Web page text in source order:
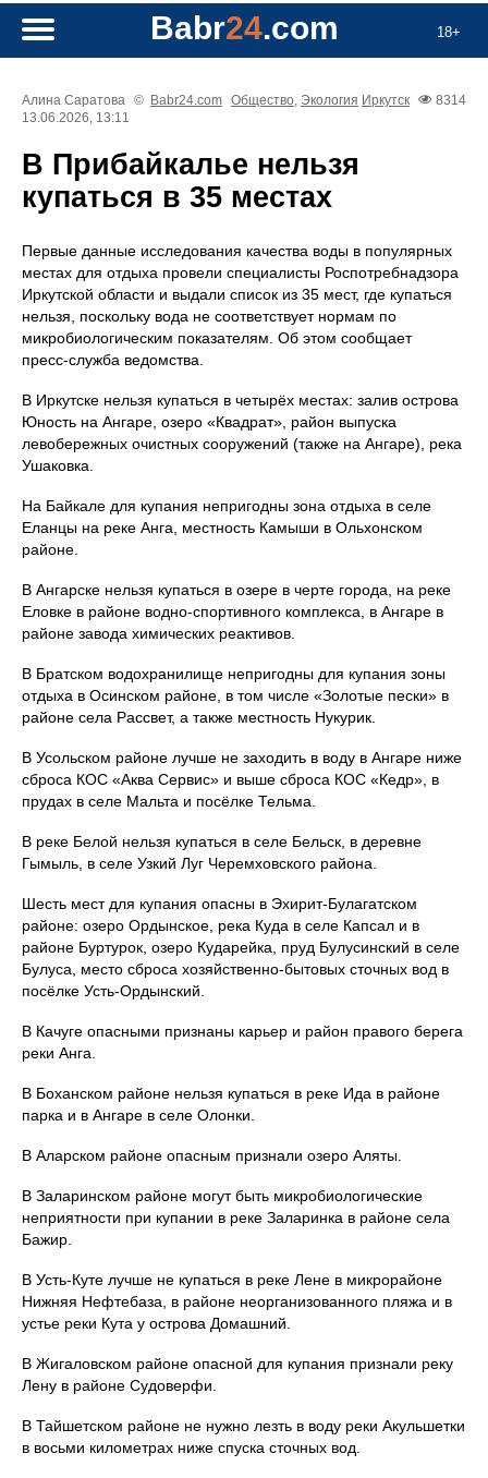
18+
Babr24.com
Алина Саратова © Babr24.com Общество, Экология Иркутск
8314
13.06.2026, 13:11
В Прибайкалье нельзя
купаться в 35 местах
Первые данные исследования качества воды в популярных
местах для отдыха провели специалисты Роспотребнадзора
Иркутской области и выдали список из 35 мест, где купаться
нельзя, поскольку вода не соответствует нормам по
микробиологическим показателям. Об этом сообщает
пресс‑служба ведомства.
В Иркутске нельзя купаться в четырёх местах: залив острова
Юность на Ангаре, озеро «Квадрат», район выпуска
левобережных очистных сооружений (также на Ангаре), река
Ушаковка.
На Байкале для купания непригодны зона отдыха в селе
Еланцы на реке Анга, местность Камыши в Ольхонском
районе.
В Ангарске нельзя купаться в озере в черте города, на реке
Еловке в районе водно‑спортивного комплекса, в Ангаре в
районе завода химических реактивов.
В Братском водохранилище непригодны для купания зоны
отдыха в Осинском районе, в том числе «Золотые пески» в
районе села Рассвет, а также местность Нукурик.
В Усольском районе лучше не заходить в воду в Ангаре ниже
сброса КОС «Аква Сервис» и выше сброса КОС «Кедр», в
прудах в селе Мальта и посёлке Тельма.
В реке Белой нельзя купаться в селе Бельск, в деревне
Гымыль, в селе Узкий Луг Черемховского района.
Шесть мест для купания опасны в Эхирит‑Булагатском
районе: озеро Ордынское, река Куда в селе Капсал и в
районе Буртурок, озеро Кударейка, пруд Булусинский в селе
Булуса, место сброса хозяйственно‑бытовых сточных вод в
посёлке Усть‑Ордынский.
В Качуге опасными признаны карьер и район правого берега
реки Анга.
В Боханском районе нельзя купаться в реке Ида в районе
парка и в Ангаре в селе Олонки.
В Аларском районе опасным признали озеро Аляты.
В Заларинском районе могут быть микробиологические
неприятности при купании в реке Заларинка в районе села
Бажир.
В Усть-Куте лучше не купаться в реке Лене в микрорайоне
Нижняя Нефтебаза, в районе неорганизованного пляжа и в
устье реки Кута у острова Домашний.
В Жигаловском районе опасной для купания признали реку
Лену в районе Судоверфи.
В Тайшетском районе не нужно лезть в воду реки Акульшетки
в восьми километрах ниже спуска сточных вод.